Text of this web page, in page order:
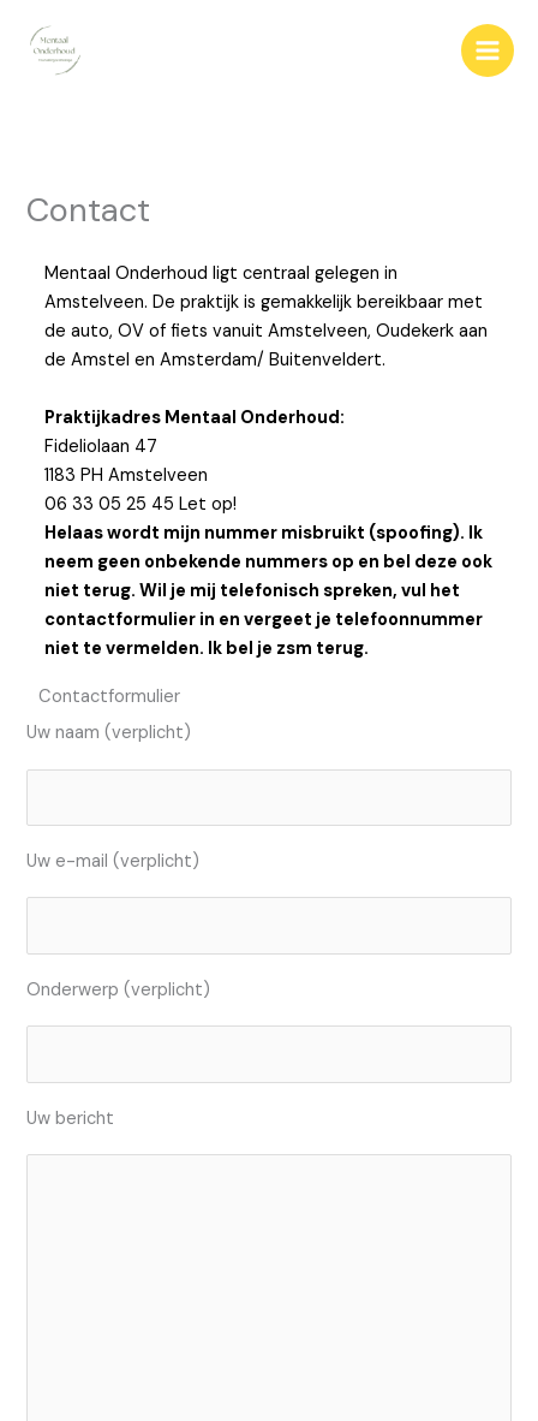
naar
Contact
Mentaal Onderhoud ligt centraal gelegen in
Amstelveen. De praktijk is gemakkelijk bereikbaar met
de auto, OV of fiets vanuit Amstelveen, Oudekerk aan
de Amstel en Amsterdam/ Buitenveldert.
Praktijkadres Mentaal Onderhoud:
Fideliolaan 47
1183 PH Amstelveen
06 33 05 25 45 Let op!
Helaas wordt mijn nummer misbruikt (spoofing). Ik
neem geen onbekende nummers op en bel deze ook
niet terug. Wil je mij telefonisch spreken, vul het
contactformulier in en vergeet je telefoonnummer
niet te vermelden. Ik bel je zsm terug.
Contactformulier
Uw naam (verplicht)
Uw e-mail (verplicht)
Onderwerp (verplicht)
Uw bericht